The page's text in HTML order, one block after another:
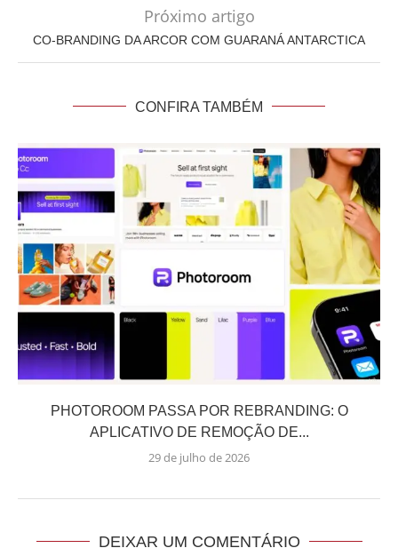
Próximo artigo
CO-BRANDING DA ARCOR COM GUARANÁ ANTARCTICA
CONFIRA TAMBÉM
PHOTOROOM PASSA POR REBRANDING: O
APLICATIVO DE REMOÇÃO DE...
29 de julho de 2026
DEIXAR UM COMENTÁRIO